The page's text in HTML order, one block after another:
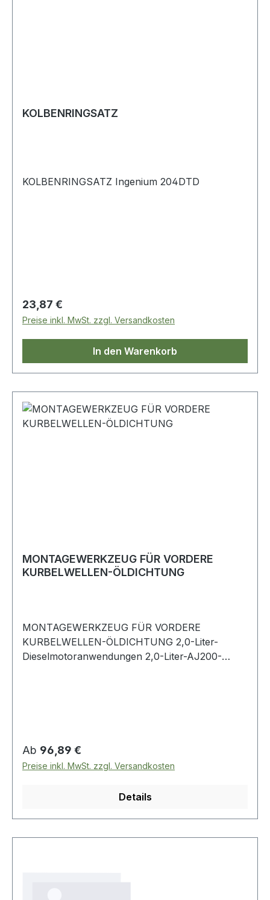
KOLBENRINGSATZ
KOLBENRINGSATZ Ingenium 204DTD
Regulärer Preis:
23,87 €
Preise inkl. MwSt. zzgl. Versandkosten
In den Warenkorb
MONTAGEWERKZEUG FÜR VORDERE
KURBELWELLEN-ÖLDICHTUNG
MONTAGEWERKZEUG FÜR VORDERE
KURBELWELLEN-ÖLDICHTUNG 2,0-Liter-
Dieselmotoranwendungen 2,0-Liter-AJ200-
Regulärer Preis:
Ab 96,89 €
Preise inkl. MwSt. zzgl. Versandkosten
Details